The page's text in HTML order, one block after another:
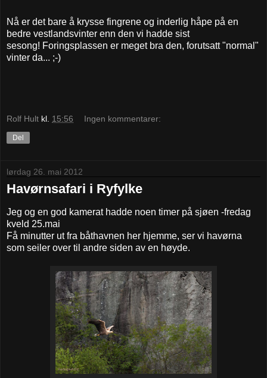
Nå er det bare å krysse fingrene og inderlig håpe på en
bedre vestlandsvinter enn den vi hadde sist
sesong! Foringsplassen er meget bra den, forutsatt "normal"
vinter da... ;-)
Rolf Hult kl. 15:56 Ingen kommentarer:
Del
lørdag 26. mai 2012
Havørnsafari i Ryfylke
Jeg og en god kamerat hadde noen timer på sjøen -fredag
kveld 25.mai
Få minutter ut fra båthavnen her hjemme, ser vi havørna
som seiler over til andre siden av en høyde.